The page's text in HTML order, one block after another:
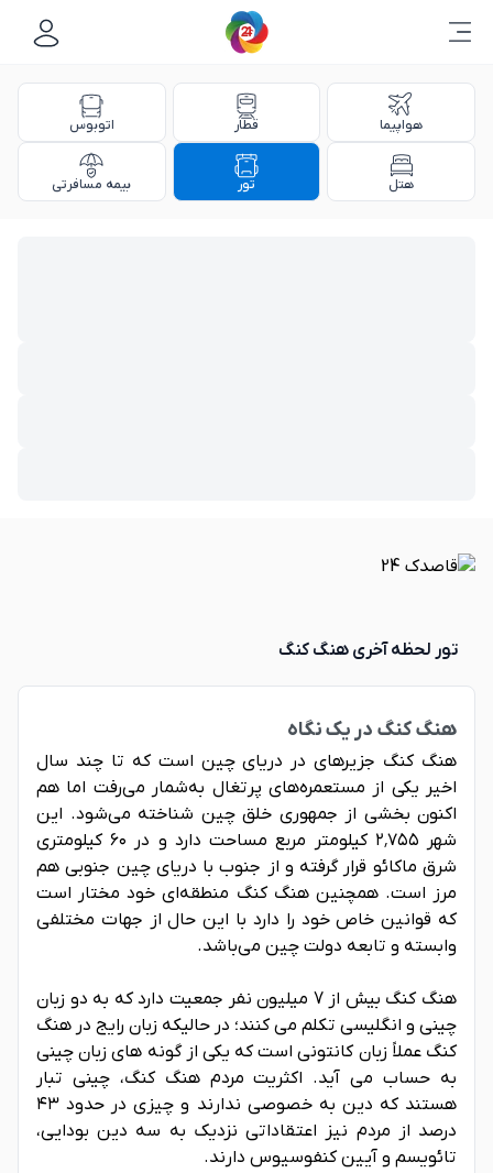
هواپیما قطار اتوبوس
هتل تور بیمه مسافرتی
تور لحظه آخری هنگ کنگ
هنگ کنگ در یک نگاه
هنگ کنگ جزیرهای در دريای چين است که تا چند سال
اخیر یکی از مستعمره‌های پرتغال به‌شمار می‌رفت اما هم
اکنون بخشی از جمهوری خلق چین شناخته می‌شود. این
شهر ۲٬۷۵۵ کیلومتر مربع مساحت دارد و در ۶۰ کیلومتری
شرق ماکائو قرار گرفته و از جنوب با دریای چین جنوبی هم
مرز است. همچنین هنگ کنگ منطقه‌ای خود مختار است
که قوانین خاص خود را دارد با این حال از جهات مختلفی
وابسته و تابعه دولت چین می‌باشد.
هنگ کنگ بیش از 7 میلیون نفر جمعیت دارد که به دو زبان
چینی و انگلیسی تکلم می کنند؛ در حالیکه زبان رایج در هنگ
کنگ عملاً زبان کانتونی است که یکی از گونه های زبان چینی
به حساب می آید. اکثریت مردم هنگ کنگ، چینی تبار
هستند که دین به خصوصی ندارند و چیزی در حدود ۴۳
درصد از مردم نیز اعتقاداتی نزدیک به سه دین بودایی،
تائویسم و آیین کنفوسیوس دارند.